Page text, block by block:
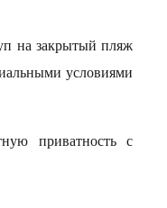
на закрытый пляж
условиями
приватность с